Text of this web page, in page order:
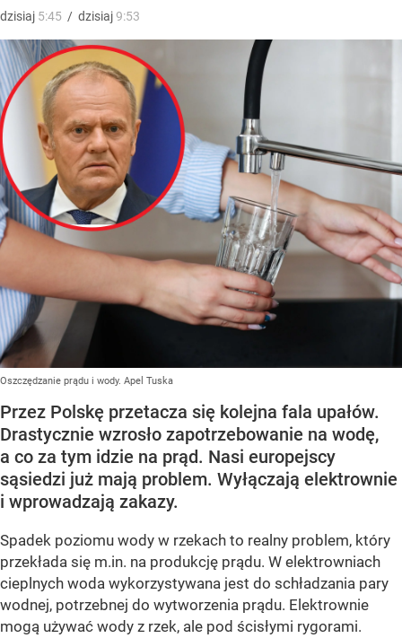
dzisiaj 5:45 / dzisiaj9:53
Oszczędzanie prądu i wody. Apel Tuska
Przez Polskę przetacza się kolejna fala upałów.
Drastycznie wzrosło zapotrzebowanie na wodę,
a co za tym idzie na prąd. Nasi europejscy
sąsiedzi już mają problem. Wyłączają elektrownie
i wprowadzają zakazy.
Spadek poziomu wody w rzekach to realny problem, który
przekłada się m.in. na produkcję prądu. W elektrowniach
cieplnych woda wykorzystywana jest do schładzania pary
wodnej, potrzebnej do wytworzenia prądu. Elektrownie
mogą używać wody z rzek, ale pod ścisłymi rygorami.